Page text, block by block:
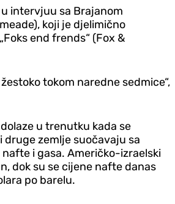
intervjuu sa Brajanom
koji je djelimično
end frends“ (Fox &
tokom naredne sedmice“,
u trenutku kada se
druge zemlje suočavaju sa
i gasa. Američko-izraelski
dok su se cijene nafte danas
po barelu.